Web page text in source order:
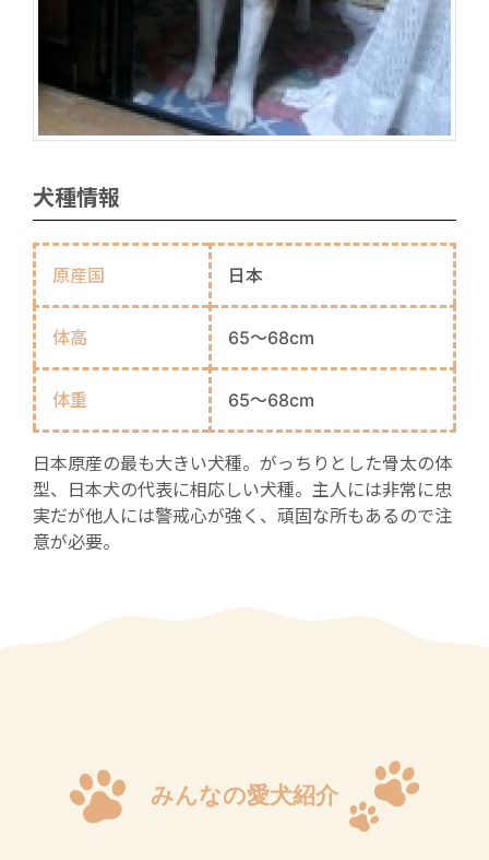
犬種情報
原産国 日本
体高 65～68cm
体重 65～68cm
日本原産の最も大きい犬種。がっちりとした骨太の体
型、日本犬の代表に相応しい犬種。主人には非常に忠
実だが他人には警戒心が強く、頑固な所もあるので注
意が必要。
みんなの愛犬紹介